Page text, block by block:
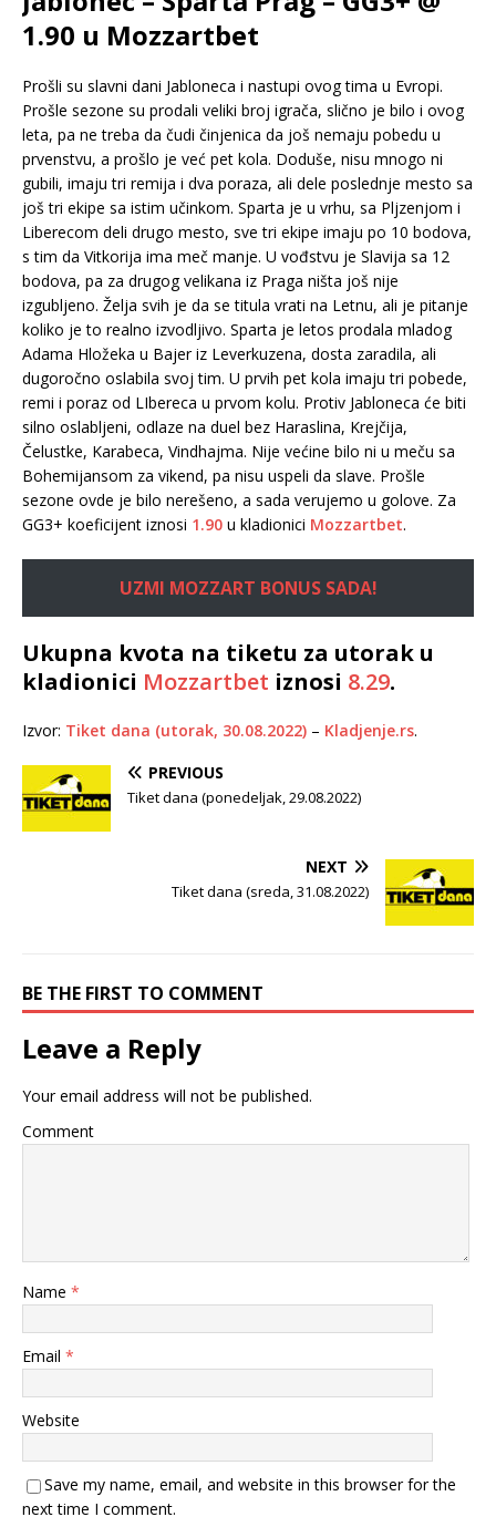
1.90 u Mozzartbet
Prošli su slavni dani Jabloneca i nastupi ovog tima u Evropi.
Prošle sezone su prodali veliki broj igrača, slično je bilo i ovog
leta, pa ne treba da čudi činjenica da još nemaju pobedu u
prvenstvu, a prošlo je već pet kola. Doduše, nisu mnogo ni
gubili, imaju tri remija i dva poraza, ali dele poslednje mesto sa
još tri ekipe sa istim učinkom. Sparta je u vrhu, sa Pljzenjom i
Liberecom deli drugo mesto, sve tri ekipe imaju po 10 bodova,
s tim da Vitkorija ima meč manje. U vođstvu je Slavija sa 12
bodova, pa za drugog velikana iz Praga ništa još nije
izgubljeno. Želja svih je da se titula vrati na Letnu, ali je pitanje
koliko je to realno izvodljivo. Sparta je letos prodala mladog
Adama Hložeka u Bajer iz Leverkuzena, dosta zaradila, ali
dugoročno oslabila svoj tim. U prvih pet kola imaju tri pobede,
remi i poraz od LIbereca u prvom kolu. Protiv Jabloneca će biti
silno oslabljeni, odlaze na duel bez Haraslina, Krejčija,
Čelustke, Karabeca, Vindhajma. Nije većine bilo ni u meču sa
Bohemijansom za vikend, pa nisu uspeli da slave. Prošle
sezone ovde je bilo nerešeno, a sada verujemo u golove. Za
GG3+ koeficijent iznosi 1.90 u kladionici Mozzartbet.
UZMI MOZZART BONUS SADA!
Ukupna kvota na tiketu za utorak u
kladionici Mozzartbet iznosi 8.29.
Izvor: Tiket dana (utorak, 30.08.2022) – Kladjenje.rs.
PREVIOUS
Tiket dana (ponedeljak, 29.08.2022)
NEXT
Tiket dana (sreda, 31.08.2022)
BE THE FIRST TO COMMENT
Leave a Reply
Your email address will not be published.
Comment
Name *
Email *
Website
Save my name, email, and website in this browser for the
next time I comment.